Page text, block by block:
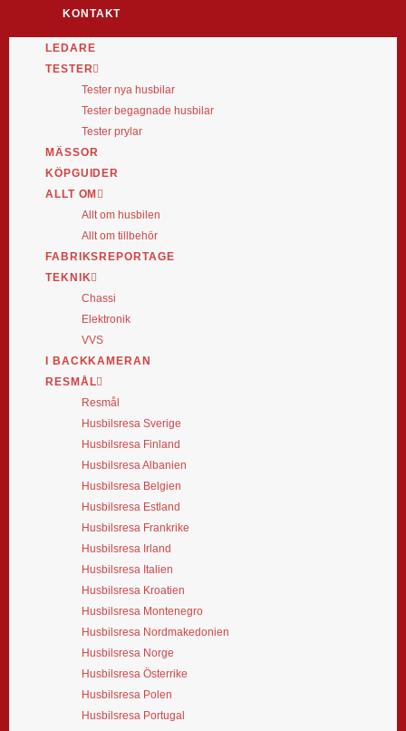
KONTAKT
LEDARE
TESTER
Tester nya husbilar
Tester begagnade husbilar
Tester prylar
MÄSSOR
KÖPGUIDER
ALLT OM
Allt om husbilen
Allt om tillbehör
FABRIKSREPORTAGE
TEKNIK
Chassi
Elektronik
VVS
I BACKKAMERAN
RESMÅL
Resmål
Husbilsresa Sverige
Husbilsresa Finland
Husbilsresa Albanien
Husbilsresa Belgien
Husbilsresa Estland
Husbilsresa Frankrike
Husbilsresa Irland
Husbilsresa Italien
Husbilsresa Kroatien
Husbilsresa Montenegro
Husbilsresa Nordmakedonien
Husbilsresa Norge
Husbilsresa Österrike
Husbilsresa Polen
Husbilsresa Portugal